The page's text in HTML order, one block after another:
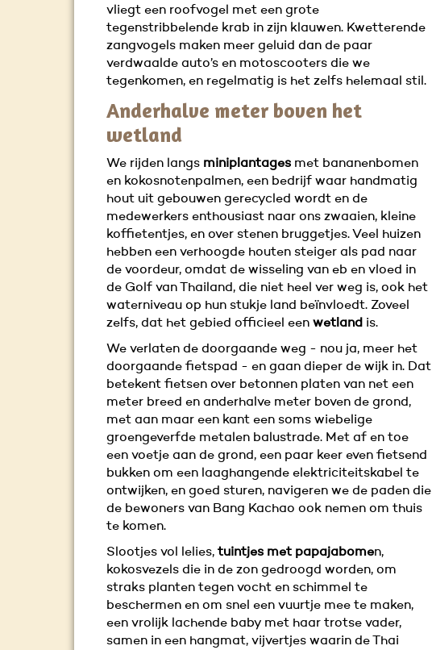
vliegt een roofvogel met een grote
tegenstribbelende krab in zijn klauwen. Kwetterende
zangvogels maken meer geluid dan de paar
verdwaalde auto’s en motoscooters die we
tegenkomen, en regelmatig is het zelfs helemaal stil.
Anderhalve meter boven het
wetland
We rijden langs miniplantages met bananenbomen
en kokosnotenpalmen, een bedrijf waar handmatig
hout uit gebouwen gerecycled wordt en de
medewerkers enthousiast naar ons zwaaien, kleine
koffietentjes, en over stenen bruggetjes. Veel huizen
hebben een verhoogde houten steiger als pad naar
de voordeur, omdat de wisseling van eb en vloed in
de Golf van Thailand, die niet heel ver weg is, ook het
waterniveau op hun stukje land beïnvloedt. Zoveel
zelfs, dat het gebied officieel een wetland is.
We verlaten de doorgaande weg - nou ja, meer het
doorgaande fietspad - en gaan dieper de wijk in. Dat
betekent fietsen over betonnen platen van net een
meter breed en anderhalve meter boven de grond,
met aan maar een kant een soms wiebelige
groengeverfde metalen balustrade. Met af en toe
een voetje aan de grond, een paar keer even fietsend
bukken om een laaghangende elektriciteitskabel te
ontwijken, en goed sturen, navigeren we de paden die
de bewoners van Bang Kachao ook nemen om thuis
te komen.
Slootjes vol lelies, tuintjes met papajabomen,
kokosvezels die in de zon gedroogd worden, om
straks planten tegen vocht en schimmel te
beschermen en om snel een vuurtje mee te maken,
een vrolijk lachende baby met haar trotse vader,
samen in een hangmat, vijvertjes waarin de Thai